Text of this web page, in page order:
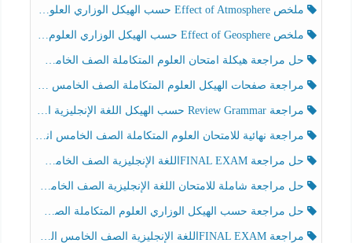
ملخص Effect of Atmosphere حسب الهيكل الوزاري العلوم المتكاملة الصف الخامس انسبير الفصل الثالث
ملخص Effect of Geosphere حسب الهيكل الوزاري العلوم المتكاملة الصف الخامس انسبير الفصل الثالث
حل مراجعة هيكلة امتحان العلوم المتكاملة الصف الخامس عام الفصل الثالث
مراجعة صفحات الهيكل العلوم المتكاملة الصف الخامس انسبير الفصل الثالث
مراجعة Review Grammar حسب الهيكل اللغة الإنجليزية الصف الخامس الفصل الثالث
مراجعة نهائية للامتحان العلوم المتكاملة الصف الخامس انسبير الفصل الثالث
حل مراجعة FINAL EXAMاللغة الإنجليزية الصف الخامس الفصل الثالث
حل مراجعة شاملة للامتحان اللغة الإنجليزية الصف الخامس الفصل الثالث
حل مراجعة حسب الهيكل الوزاري العلوم المتكاملة الصف الخامس عام الفصل الثالث
مراجعة FINAL EXAMاللغة الإنجليزية الصف الخامس الفصل الثالث